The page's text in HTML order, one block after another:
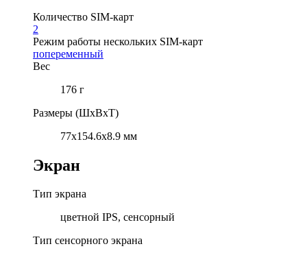
Количество SIM-карт
2
Режим работы нескольких SIM-карт
попеременный
Вес
176 г
Размеры (ШxВxТ)
77x154.6x8.9 мм
Экран
Тип экрана
цветной IPS, сенсорный
Тип сенсорного экрана